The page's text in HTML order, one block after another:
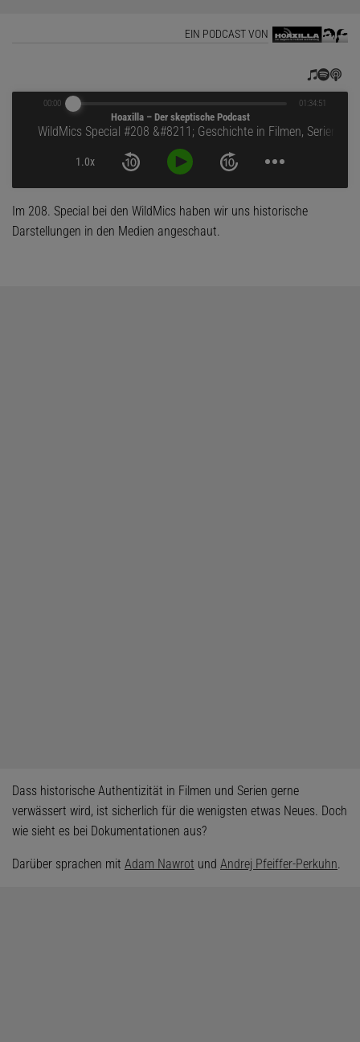
EIN PODCAST VON
Hoaxilla – Der skeptische Podcast
WildMics Special #208 – Geschichte in Filmen, Serien und Dokus
1.0x
00:00 01:34:51
Im 208. Special bei den WildMics haben wir uns historische
Darstellungen in den Medien angeschaut.
Dass historische Authentizität in Filmen und Serien gerne
verwässert wird, ist sicherlich für die wenigsten etwas Neues. Doch
wie sieht es bei Dokumentationen aus?
Darüber sprachen mit Adam Nawrot und Andrej Pfeiffer-Perkuhn.